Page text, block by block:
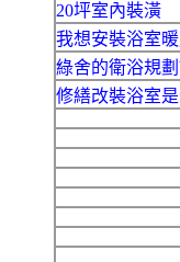
20坪室內裝潢
我想安裝浴室
綠舍的衛浴規
修繕改裝浴室